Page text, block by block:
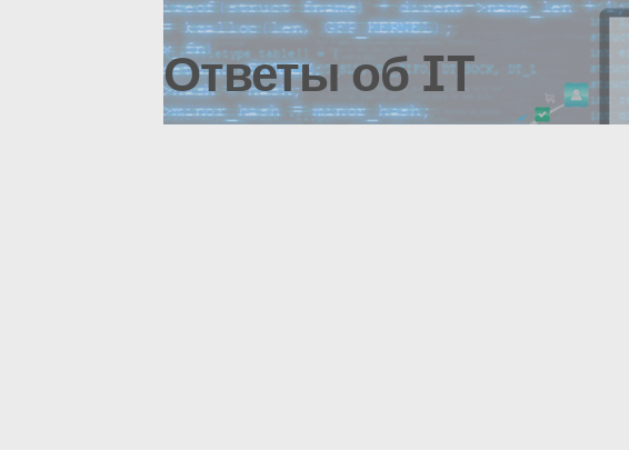
Ответы об IT